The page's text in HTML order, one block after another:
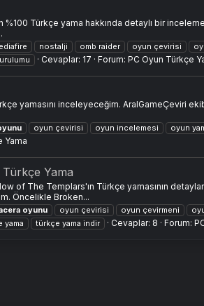
Türkçe yama hakkında detaylı bir
nostalji omb raider oyun çevirisi
Cevaplar: 17 Forum: PC Oyun Türkçe
yamasını inceleyeceğim. AralGameÇeviri
oyun çevirisi oyun incelemesi oyun
Yama
Yama
of The Templars'ın Türkçe yamasının
Öncelikle Broken...
oyunu oyun çevirisi oyun çevirmeni
yama türkçe yama indir Cevaplar: 8 Forum: